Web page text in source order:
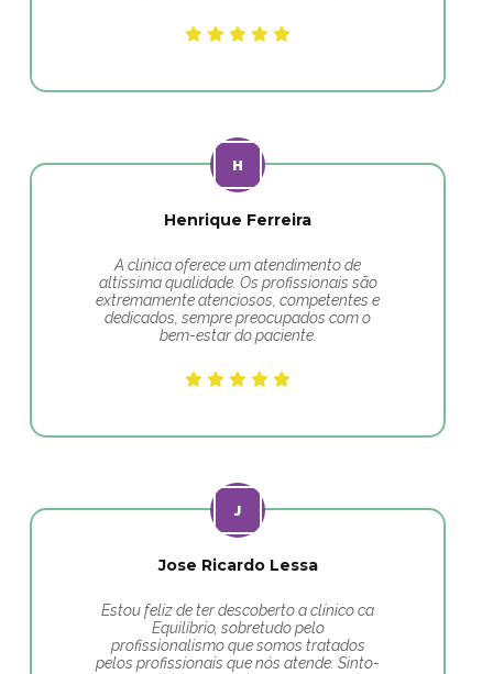
Henrique Ferreira
A clínica oferece um atendimento de
altíssima qualidade. Os profissionais são
extremamente atenciosos, competentes e
dedicados, sempre preocupados com o
bem-estar do paciente.
Jose Ricardo Lessa
Estou feliz de ter descoberto a clínico ca
Equilíbrio, sobretudo pelo
profissionalismo que somos tratados
pelos profissionais que nós atende. Sinto-